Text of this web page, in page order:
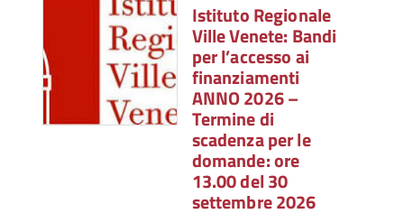
Istituto Regionale
Ville Venete: Bandi
per l’accesso ai
finanziamenti
ANNO 2026 –
Termine di
scadenza per le
domande: ore
13.00 del 30
settembre 2026